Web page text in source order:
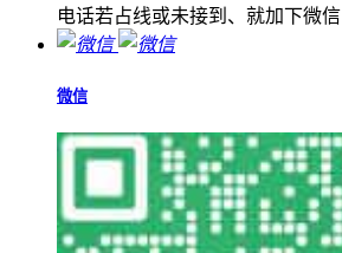
电话若占线或未接到、就加下微信
微信